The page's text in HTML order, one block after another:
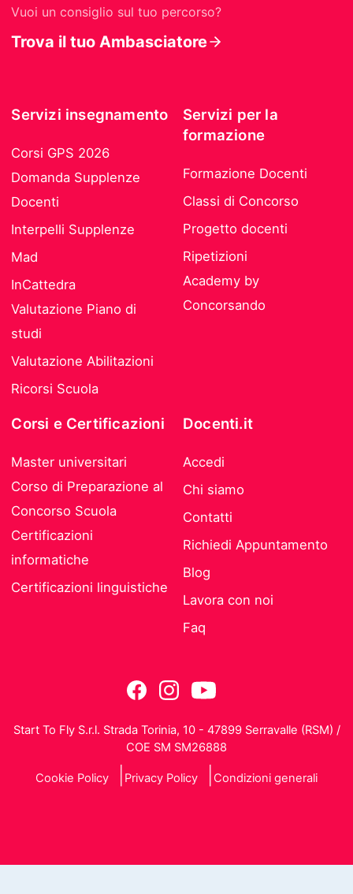
Vuoi un consiglio sul tuo percorso?
Trova il tuo Ambasciatore
Servizi insegnamento
Corsi GPS 2026
Domanda Supplenze
Docenti
Interpelli Supplenze
Mad
InCattedra
Valutazione Piano di
studi
Valutazione Abilitazioni
Ricorsi Scuola
Servizi per la
formazione
Formazione Docenti
Classi di Concorso
Progetto docenti
Ripetizioni
Academy by
Concorsando
Corsi e Certificazioni
Master universitari
Corso di Preparazione al
Concorso Scuola
Certificazioni
informatiche
Certificazioni linguistiche
Docenti.it
Accedi
Chi siamo
Contatti
Richiedi Appuntamento
Blog
Lavora con noi
Faq
Start To Fly S.r.l. Strada Torinia, 10 - 47899 Serravalle (RSM) /
COE SM SM26888
Cookie Policy Privacy Policy Condizioni generali